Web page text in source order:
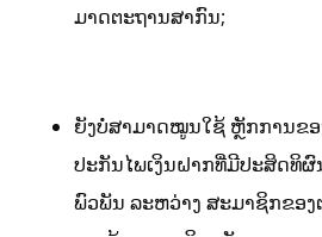
ມາດຕະຖານສາກົນ;
ຍັງບໍ່ສາມາດໝູນໃຊ້ ຫຼັກການຂ
ປະກັນໄພເງິນຝາກທີ່ມີປະສິດທິ
ພົວພັນ ລະຫວ່າງ ສະມາຊິກຂອ